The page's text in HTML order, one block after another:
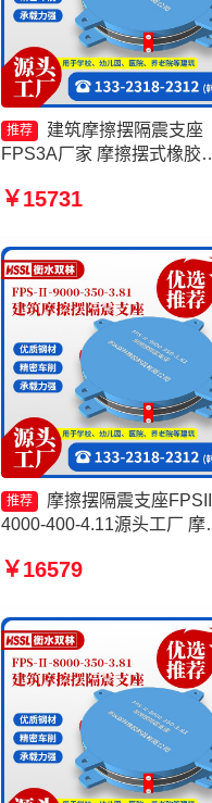
推荐
建筑摩擦摆隔震支座
FPS3A厂家 摩擦摆式橡胶
减震支座生产厂家 摩擦摆
产厂家
￥15731
推荐
摩擦摆隔震支座
4000-400-4.11源头工厂 摩
3.81 建筑摩擦摆隔震支座
￥16579